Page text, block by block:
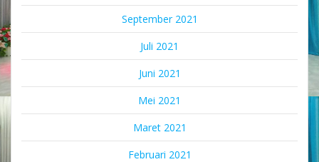
September 2021
Juli 2021
Juni 2021
Mei 2021
Maret 2021
Februari 2021